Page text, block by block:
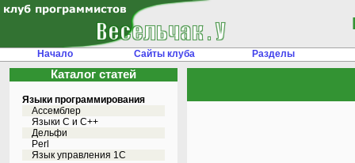
Начало Сайты клуба Разделы
Каталог статей
Языки программирования
Ассемблер
Языки С и C++
Дельфи
Perl
Язык управления 1С